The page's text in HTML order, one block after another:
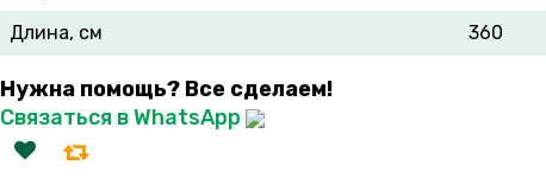
Длина, см
360
Нужна помощь? Все сделаем!
Связаться в WhatsApp